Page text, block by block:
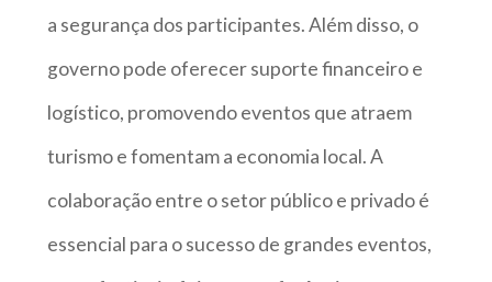
a segurança dos participantes. Além disso, o
governo pode oferecer suporte financeiro e
logístico, promovendo eventos que atraem
turismo e fomentam a economia local. A
colaboração entre o setor público e privado é
essencial para o sucesso de grandes eventos,